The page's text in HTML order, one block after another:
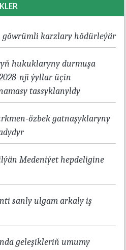
göwrümli karzlary hödürleýär
hukuklaryny durmuşa
nji ýyllar üçin
tassyklanyldy
özbek gatnaşyklaryny
Medeniýet hepdeligine
sanly ulgam arkaly iş
geleşikleriň umumy